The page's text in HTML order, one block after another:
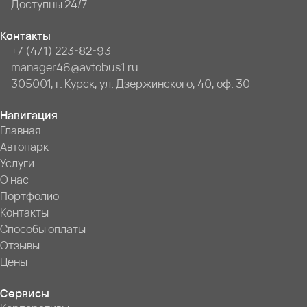
Доступны 24/7
Контакты
+7 (471) 223-82-93
manager46@avtobus1.ru
305001, г. Курск, ул. Дзержинского, 40, оф. 30
Навигация
Главная
Автопарк
Услуги
О нас
Портфолио
Контакты
Способы оплаты
Отзывы
Цены
Сервисы